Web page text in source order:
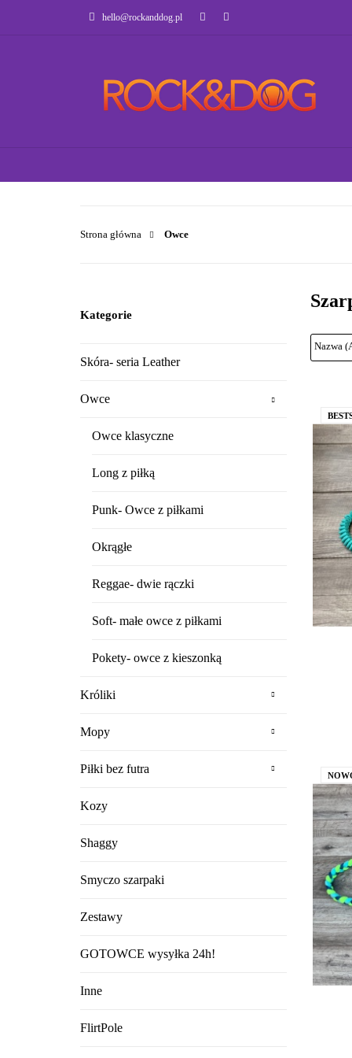
hello@rockanddog.pl
Strona główna Owce
Kategorie
Skóra- seria Leather
Owce
Owce klasyczne
Long z piłką
Punk- Owce z piłkami
Okrągłe
Reggae- dwie rączki
Soft- małe owce z piłkami
Pokety- owce z kieszonką
Króliki
Mopy
Piłki bez futra
Kozy
Shaggy
Smyczo szarpaki
Zestawy
GOTOWCE wysyłka 24h!
Inne
FlirtPole